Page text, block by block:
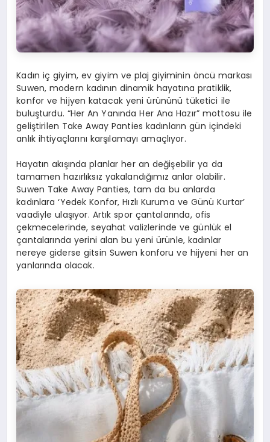
Kadın iç giyim, ev giyim ve plaj giyiminin öncü markası
Suwen, modern kadının dinamik hayatına pratiklik,
konfor ve hijyen katacak yeni ürününü tüketici ile
buluşturdu. “Her An Yanında Her Ana Hazır” mottosu ile
geliştirilen Take Away Panties kadınların gün içindeki
anlık ihtiyaçlarını karşılamayı amaçlıyor.
Hayatın akışında planlar her an değişebilir ya da
tamamen hazırlıksız yakalandığımız anlar olabilir.
Suwen Take Away Panties, tam da bu anlarda
kadınlara ‘Yedek Konfor, Hızlı Kuruma ve Günü Kurtar’
vaadiyle ulaşıyor. Artık spor çantalarında, ofis
çekmecelerinde, seyahat valizlerinde ve günlük el
çantalarında yerini alan bu yeni ürünle, kadınlar
nereye giderse gitsin Suwen konforu ve hijyeni her an
yanlarında olacak.